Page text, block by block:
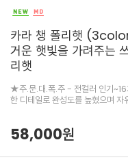
카라 챙 폴리햇
거운 햇빛을 가려주는
리햇
★주.문.대.폭.주 - 전컬러 인기
한 디테일로 완성도를 높혔으며
58,000원